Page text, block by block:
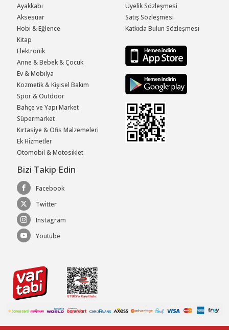
Ayakkabı
Aksesuar
Hobi & Eğlence
Kitap
Elektronik
Anne & Bebek & Çocuk
Ev & Mobilya
Kozmetik & Kişisel Bakım
Spor & Outdoor
Bahçe ve Yapı Market
Süpermarket
Kırtasiye & Ofis Malzemeleri
Ek Hizmetler
Otomobil & Motosiklet
Üyelik Sözleşmesi
Satış Sözleşmesi
Katkıda Bulun Sözleşmesi
Bizi Takip Edin
Facebook
Twitter
Instagram
Youtube